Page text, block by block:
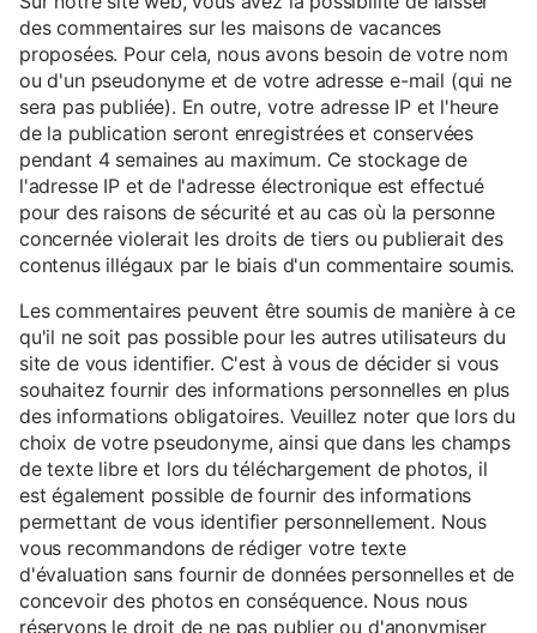
des commentaires sur les maisons de vacances
proposées. Pour cela, nous avons besoin de votre nom
ou d'un pseudonyme et de votre adresse e-mail (qui ne
sera pas publiée). En outre, votre adresse IP et l'heure
de la publication seront enregistrées et conservées
pendant 4 semaines au maximum. Ce stockage de
l'adresse IP et de l'adresse électronique est effectué
pour des raisons de sécurité et au cas où la personne
concernée violerait les droits de tiers ou publierait des
contenus illégaux par le biais d'un commentaire soumis.
Les commentaires peuvent être soumis de manière à ce
qu'il ne soit pas possible pour les autres utilisateurs du
site de vous identifier. C'est à vous de décider si vous
souhaitez fournir des informations personnelles en plus
des informations obligatoires. Veuillez noter que lors du
choix de votre pseudonyme, ainsi que dans les champs
de texte libre et lors du téléchargement de photos, il
est également possible de fournir des informations
permettant de vous identifier personnellement. Nous
vous recommandons de rédiger votre texte
d'évaluation sans fournir de données personnelles et de
concevoir des photos en conséquence. Nous nous
réservons le droit de ne pas publier ou d'anonymiser